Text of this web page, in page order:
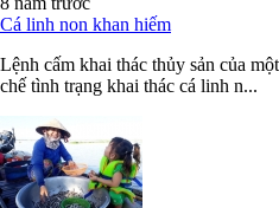
Cá linh non khan hiếm
Lệnh cấm khai thác thủy sản của
chế tình trạng khai thác cá linh n...